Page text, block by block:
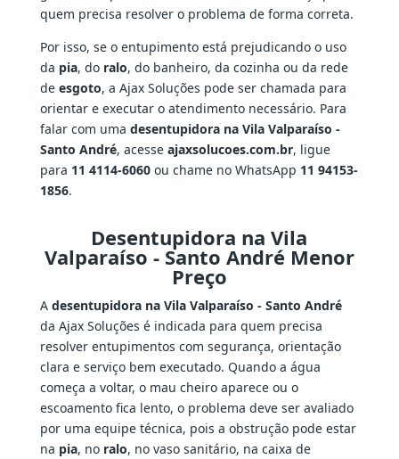
quem precisa resolver o problema de forma correta.
Por isso, se o entupimento está prejudicando o uso
da pia, do ralo, do banheiro, da cozinha ou da rede
de esgoto, a Ajax Soluções pode ser chamada para
orientar e executar o atendimento necessário. Para
falar com uma desentupidora na Vila Valparaíso -
Santo André, acesse ajaxsolucoes.com.br, ligue
para 11 4114-6060ou chame no WhatsApp 11 94153-
1856.
Desentupidora na Vila
Valparaíso - Santo André Menor
Preço
A desentupidora na Vila Valparaíso - Santo André
da Ajax Soluções é indicada para quem precisa
resolver entupimentos com segurança, orientação
clara e serviço bem executado. Quando a água
começa a voltar, o mau cheiro aparece ou o
escoamento fica lento, o problema deve ser avaliado
por uma equipe técnica, pois a obstrução pode estar
na pia, no ralo, no vaso sanitário, na caixa de